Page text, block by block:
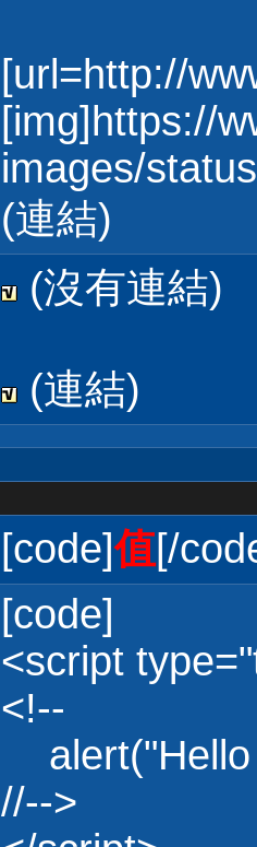
[url=http://
[img]https://
images/
(連結)
(沒有連結)
(連結)
[code]值[/
[code]
<script
<!--
alert("Hello
//-->